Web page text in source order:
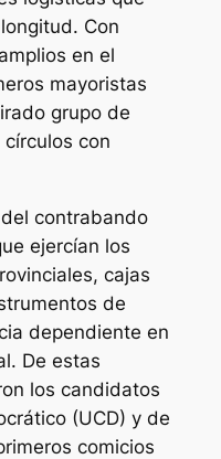
Con
en el
mayoristas
grupo de
con
contrabando
ejercían los
cajas
de
dependiente en
De estas
los candidatos
(UCD) y de
comicios